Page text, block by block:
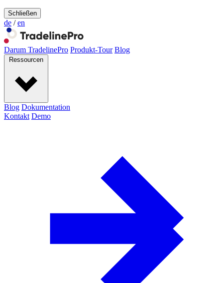
Schließen
de / en
Darum TradelinePro Produkt-Tour Blog
Ressourcen
Blog Dokumentation
Kontakt Demo